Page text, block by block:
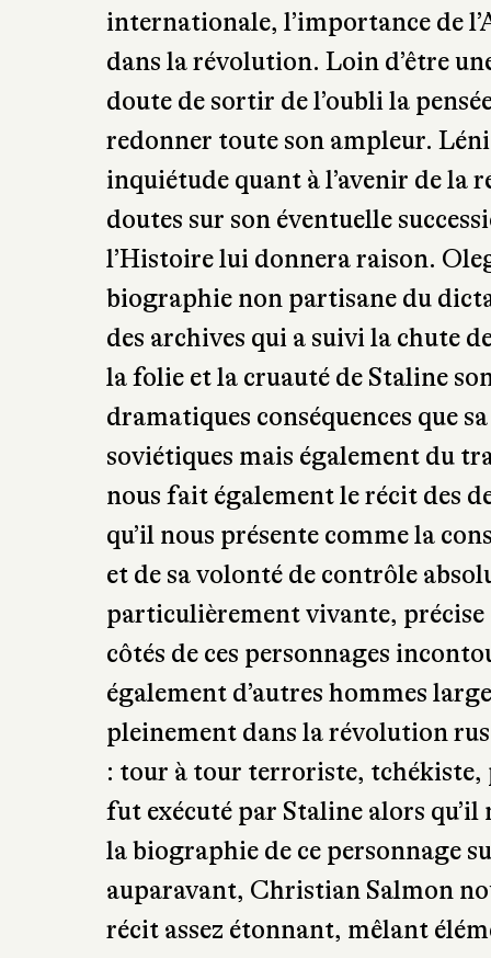
Dilemmes de Léninede remettre
l’histoire de la révolution et
accession au pouvoir. Il étudie
d’émancipation, principalement
tragiquement sa pensée. Mais il
posés à lui durant les révolutions
internationale, l’importance de
dans la révolution. Loin d’être
doute de sortir de l’oubli la
redonner toute son ampleur.
inquiétude quant à l’avenir de
doutes sur son éventuelle
l’Histoire lui donnera raison.
biographie non partisane du
des archives qui a suivi la chute
la folie et la cruauté de Staline
dramatiques conséquences que
soviétiques mais également du
nous fait également le récit des
qu’il nous présente comme la
et de sa volonté de contrôle
particulièrement vivante,
côtés de ces personnages
également d’autres hommes